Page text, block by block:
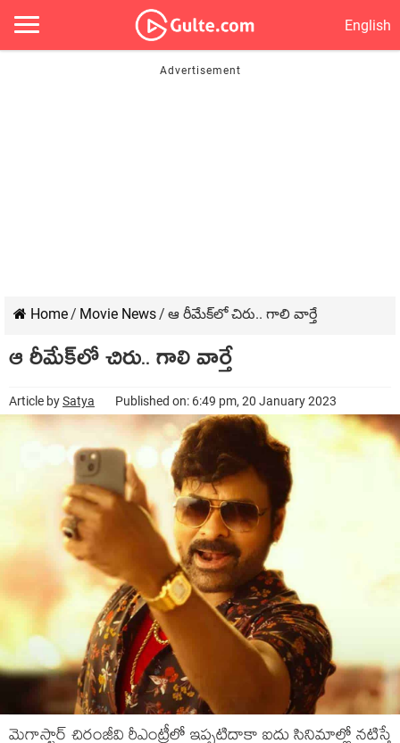
English
Home/ Movie News/ ఆ రీమేక్‌లో చిరు.. గాలి వార్తే
ఆ రీమేక్‌లో చిరు.. గాలి వార్తే
Article bySatya Published on: 6:49 pm, 20 January 2023
మెగాస్టార్ చిరంజీవి రీఎంట్రీలో ఇప్పటిదాకా ఐదు సినిమాల్లో నటిస్తే